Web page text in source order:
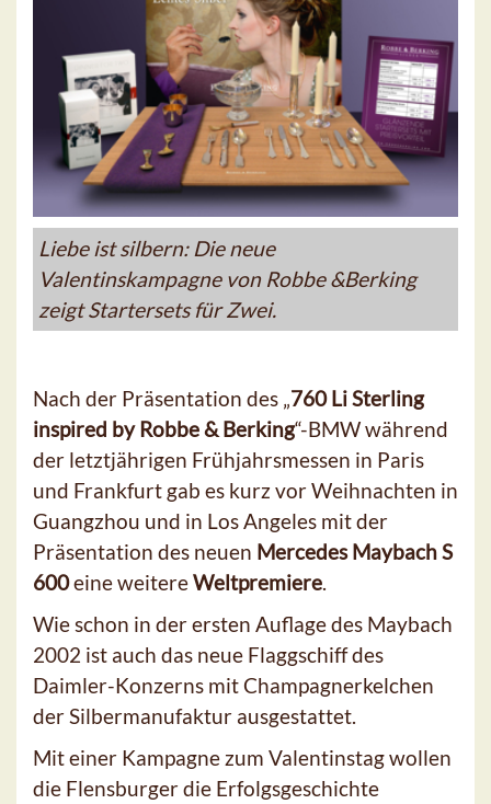
Liebe ist silbern: Die neue
Valentinskampagne von Robbe &Berking
zeigt Startersets für Zwei.
Nach der Präsentation des „760 Li Sterling
inspired by Robbe & Berking“-BMW während
der letztjährigen Frühjahrsmessen in Paris
und Frankfurt gab es kurz vor Weihnachten in
Guangzhou und in Los Angeles mit der
Präsentation des neuen Mercedes Maybach S
600eine weitereWeltpremiere.
Wie schon in der ersten Auflage des Maybach
2002 ist auch das neue Flaggschiff des
Daimler-Konzerns mit Champagnerkelchen
der Silbermanufaktur ausgestattet.
Mit einer Kampagne zum Valentinstag wollen
die Flensburger die Erfolgsgeschichte